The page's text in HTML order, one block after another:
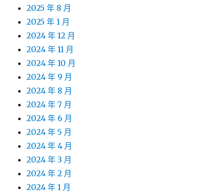
2025 年 8 月
2025 年 1 月
2024 年 12 月
2024 年 11 月
2024 年 10 月
2024 年 9 月
2024 年 8 月
2024 年 7 月
2024 年 6 月
2024 年 5 月
2024 年 4 月
2024 年 3 月
2024 年 2 月
2024 年 1 月